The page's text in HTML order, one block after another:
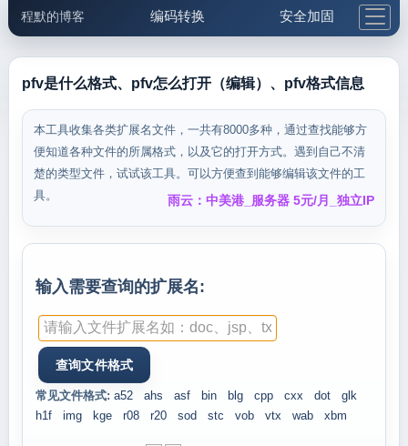
程默的博客 编码转换 安全加固
邮件工具 生活便民 更多工具
5.1支付宝大红包
pfv是什么格式、pfv怎么打开（编辑）、pfv格式信息
本工具收集各类扩展名文件，一共有8000多种，通过查找能够方
便知道各种文件的所属格式，以及它的打开方式。遇到自己不清
楚的类型文件，试试该工具。可以方便查到能够编辑该文件的工
具。
雨云：中美港_服务器 5元/月_独立IP
输入需要查询的扩展名:
常见文件格式: a52 ahs asf bin blg cpp cxx dot
glk
h1f
img kge r08 r20 sod stc vob vtx wab xbm